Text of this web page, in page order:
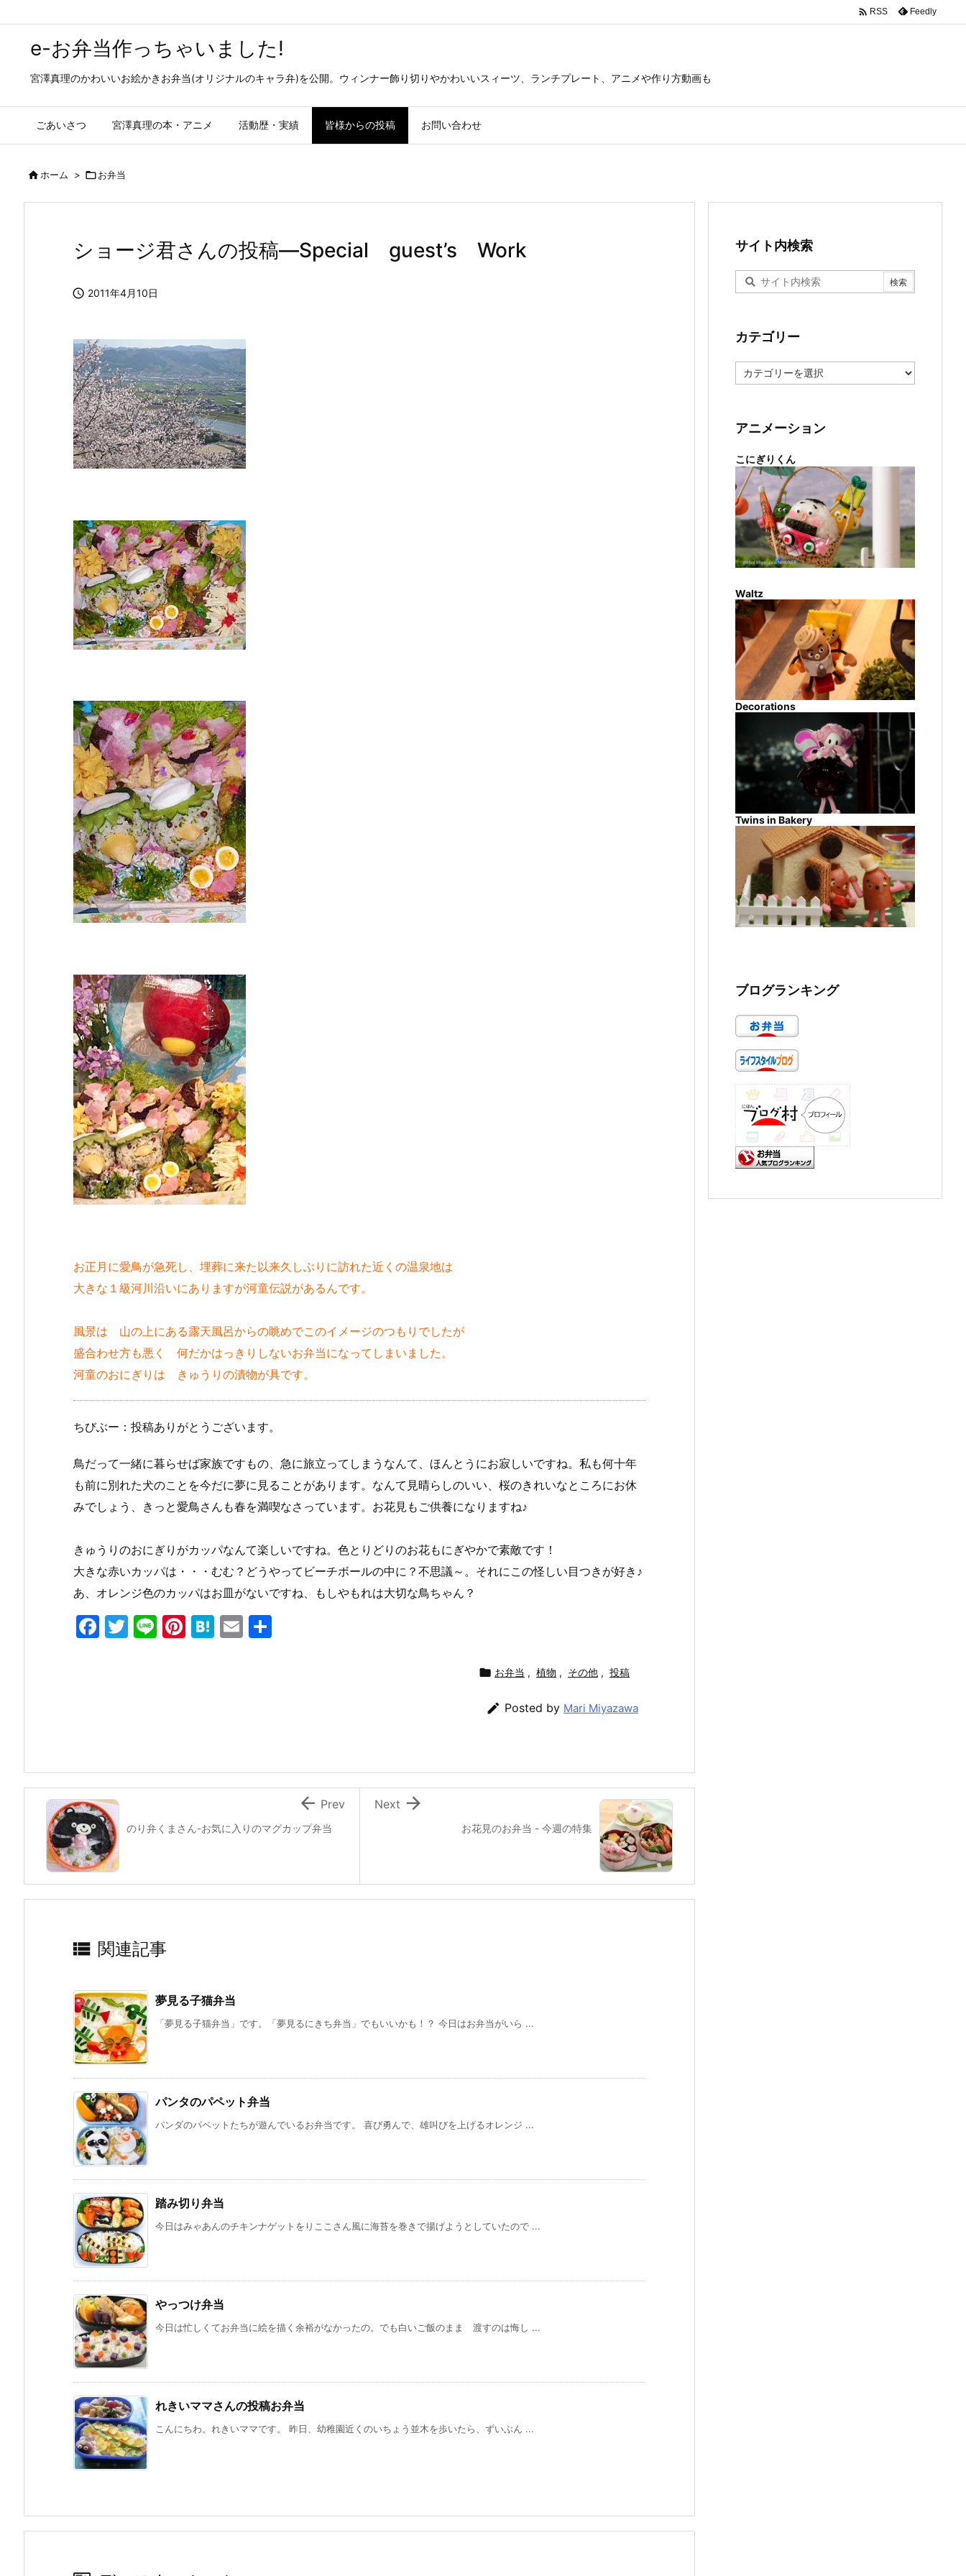
e-お弁当作っちゃいました!
宮澤真理のかわいいお絵かきお弁当(オリジナルのキャラ弁)を公開。ウィンナー飾り切りやかわいいスィーツ、ランチプレート、アニメや作り方動画も
ごあいさつ 宮澤真理の本・アニメ 活動歴・実績 皆様からの投稿 お問い合わせ
 RSS Feedly
ホーム > お弁当
ショージ君さんの投稿—Special guest’s Work
 2011年4月10日
お正月に愛鳥が急死し、埋葬に来た以来久しぶりに訪れた近くの温泉地は
大きな１級河川沿いにありますが河童伝説があるんです。
風景は 山の上にある露天風呂からの眺めでこのイメージのつもりでしたが
盛合わせ方も悪く 何だかはっきりしないお弁当になってしまいました。
河童のおにぎりは きゅうりの漬物が具です。
ちびぶー：投稿ありがとうございます。
鳥だって一緒に暮らせば家族ですもの、急に旅立ってしまうなんて、ほんとうにお寂しいですね。私も何十年
も前に別れた犬のことを今だに夢に見ることがあります。なんて見晴らしのいい、桜のきれいなところにお休
みでしょう、きっと愛鳥さんも春を満喫なさっています。お花見もご供養になりますね♪
きゅうりのおにぎりがカッパなんて楽しいですね。色とりどりのお花もにぎやかで素敵です！
大きな赤いカッパは・・・むむ？どうやってビーチボールの中に？不思議～。それにこの怪しい目つきが好き♪
あ、オレンジ色のカッパはお皿がないですね、もしやもれは大切な鳥ちゃん？
F
k
T
Li Pi H
E
 お弁当 , 植物 , その他 , 投稿
 Posted by Mari Miyazawa
お花見のお弁当 - 今週の特集

Next
のり弁くまさん-お気に入りのマグカップ弁当
 Prev
 関連記事
夢見る子猫弁当
「夢見る子猫弁当」です。「夢見るにきち弁当」でもいいかも！？ 今日はお弁当がいら ...
パンタのパペット弁当
パンダのパペットたちが遊んでいるお弁当です。 喜び勇んで、雄叫びを上げるオレンジ ...
踏み切り弁当
今日はみゃあんのチキンナゲットをりここさん風に海苔を巻きで揚げようとしていたので ...
やっつけ弁当
今日は忙しくてお弁当に絵を描く余裕がなかったの。でも白いご飯のまま 渡すのは悔し ...
れきいママさんの投稿お弁当
こんにちわ。れきいママです。 昨日、幼稚園近くのいちょう並木を歩いたら、ずいぶん ...
サイト内検索
カテゴリー
テ
ー
アニメーション
こにぎりくん
Waltz
Decorations
Twins in Bakery
ブログランキング